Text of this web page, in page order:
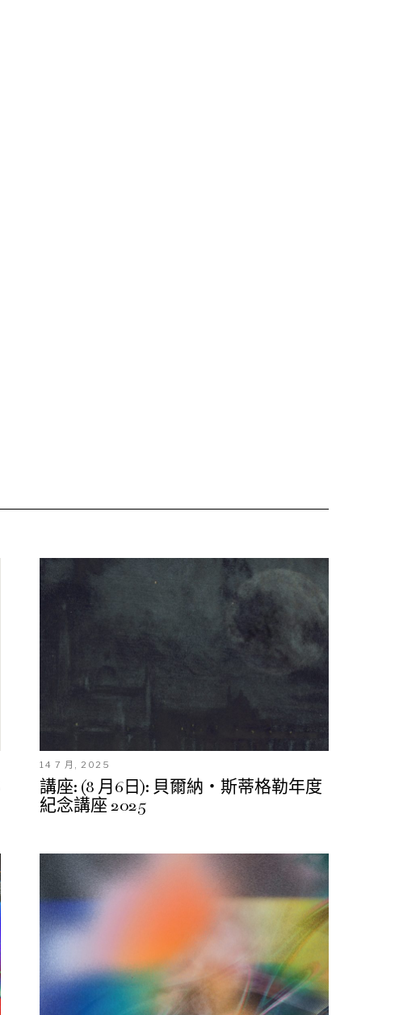
14 7 月, 2025
講座: (8 月6日): 貝爾納・斯蒂格勒年度
紀念講座 2025